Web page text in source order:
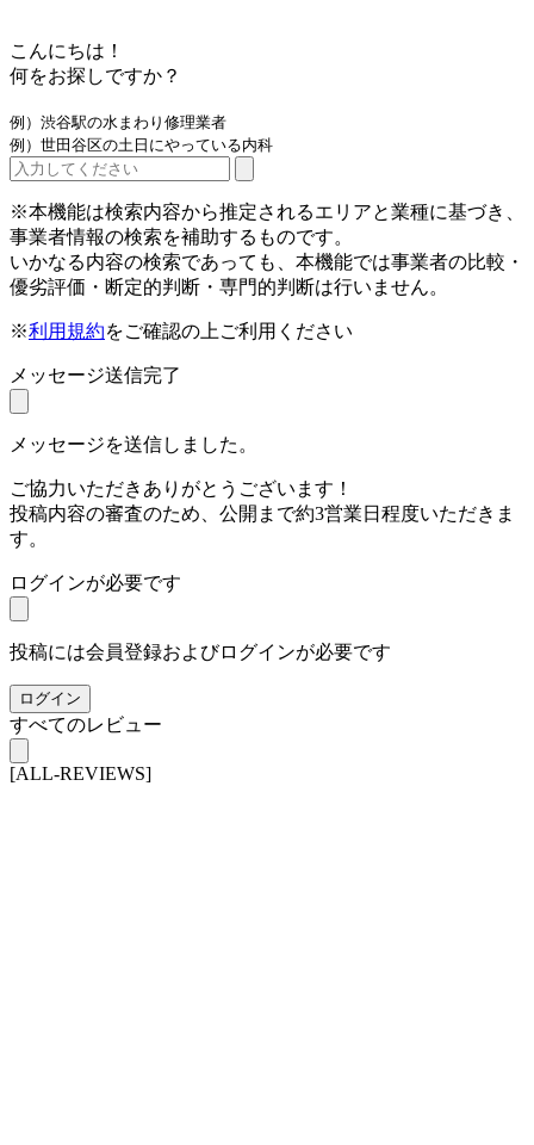
こんにちは！
何をお探しですか？
例）渋谷駅の水まわり修理業者
例）世田谷区の土日にやっている内科
※本機能は検索内容から推定されるエリアと業種に基づき、
事業者情報の検索を補助するものです。
いかなる内容の検索であっても、本機能では事業者の比較・
優劣評価・断定的判断・専門的判断は行いません。
※利用規約をご確認の上ご利用ください
メッセージ送信完了
メッセージを送信しました。
ご協力いただきありがとうございます！
投稿内容の審査のため、公開まで約3営業日程度いただきま
す。
ログインが必要です
投稿には会員登録およびログインが必要です
ログイン
すべてのレビュー
[ALL-REVIEWS]